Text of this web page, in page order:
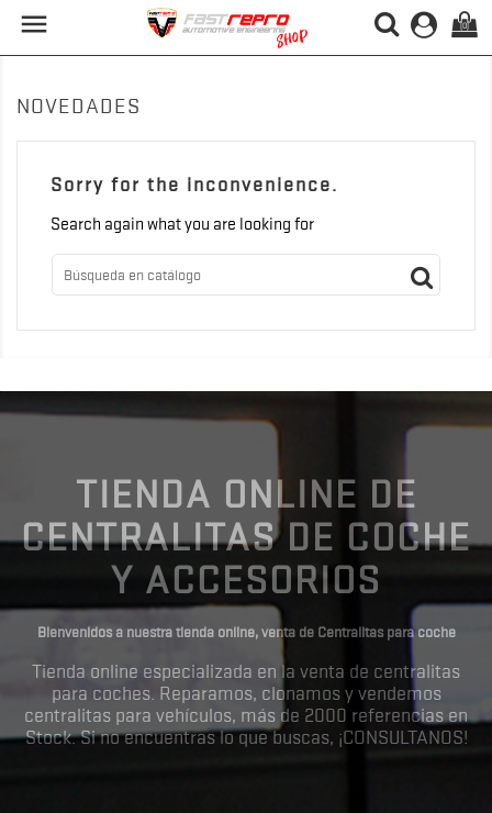
 (0)
NOVEDADES
Sorry for the inconvenience.
Search again what you are looking for
TIENDA ONLINE DE
CENTRALITAS DE COCHE
Y ACCESORIOS
Bienvenidos a nuestra tienda online, venta de Centralitas para coche
Tienda online especializada en la venta de centralitas
para coches. Reparamos, clonamos y vendemos
centralitas para vehículos, más de 2000 referencias en
Stock. Si no encuentras lo que buscas, ¡CONSULTANOS!